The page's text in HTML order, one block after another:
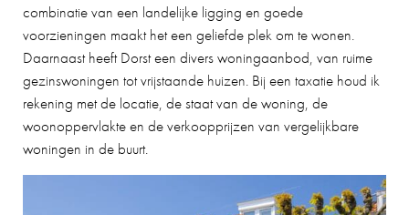
combinatie van een landelijke ligging en goede
voorzieningen maakt het een geliefde plek om te wonen.
Daarnaast heeft Dorst een divers woningaanbod, van ruime
gezinswoningen tot vrijstaande huizen. Bij een taxatie houd ik
rekening met de locatie, de staat van de woning, de
woonoppervlakte en de verkoopprijzen van vergelijkbare
woningen in de buurt.
02-11-2025
10 MEVROUW MEULENDIJKS
De verkoop van onze woning door Charles
verliep geweldig! We hebben ervaren dat
Charles kundig is, persoonlijke contact